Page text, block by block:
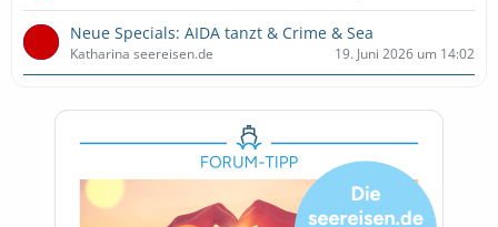
Neue Specials: AIDA tanzt & Crime & Sea
Katharina seereisen.de 19. Juni 2026 um 14:02